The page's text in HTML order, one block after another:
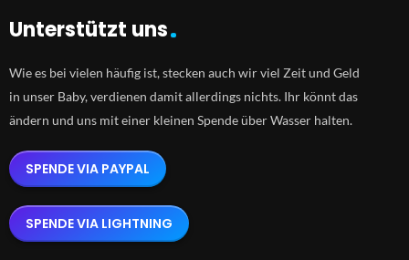
Unterstützt uns
Wie es bei vielen häufig ist, stecken auch wir viel Zeit und Geld
in unser Baby, verdienen damit allerdings nichts. Ihr könnt das
ändern und uns mit einer kleinen Spende über Wasser halten.
SPENDE VIA PAYPAL
SPENDE VIA LIGHTNING